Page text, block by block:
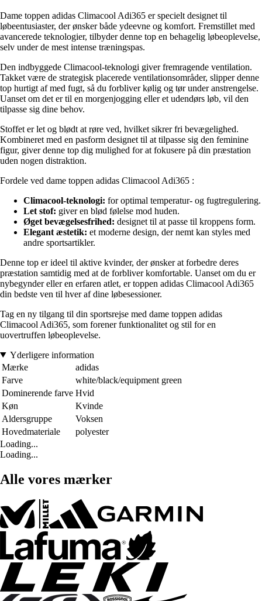
Dame toppen adidas Climacool Adi365 er specielt designet til
løbeentusiaster, der ønsker både ydeevne og komfort. Fremstillet med
avancerede teknologier, tilbyder denne top en behagelig løbeoplevelse,
selv under de mest intense træningspas.
Den indbyggede Climacool-teknologi giver fremragende ventilation.
Takket være de strategisk placerede ventilationsområder, slipper denne
top hurtigt af med fugt, så du forbliver kølig og tør under anstrengelse.
Uanset om det er til en morgenjogging eller et udendørs løb, vil den
tilpasse sig dine behov.
Stoffet er let og blødt at røre ved, hvilket sikrer fri bevægelighed.
Kombineret med en pasform designet til at tilpasse sig den feminine
figur, giver denne top dig mulighed for at fokusere på din præstation
uden nogen distraktion.
Fordele ved dame toppen adidas Climacool Adi365 :
Climacool-teknologi: for optimal temperatur- og fugtregulering.
Let stof: giver en blød følelse mod huden.
Øget bevægelsesfrihed: designet til at passe til kroppens form.
Elegant æstetik: et moderne design, der nemt kan styles med
andre sportsartikler.
Denne top er ideel til aktive kvinder, der ønsker at forbedre deres
præstation samtidig med at de forbliver komfortable. Uanset om du er
nybegynder eller en erfaren atlet, er toppen adidas Climacool Adi365
din bedste ven til hver af dine løbesessioner.
Tag en ny tilgang til din sportsrejse med dame toppen adidas
Climacool Adi365, som forener funktionalitet og stil for en
uovertruffen løbeoplevelse.
Yderligere information
Mærke
adidas
Farve
white/black/equipment green
Dominerende farve Hvid
Køn
Kvinde
Aldersgruppe
Voksen
Hovedmateriale
polyester
Loading...
Loading...
Alle vores mærker